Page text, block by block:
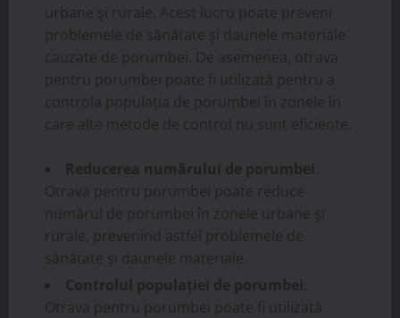
urbane și rurale. Acest lucru poate preveni
problemele de sănătate și daunele materiale
cauzate de porumbei. De asemenea, otrava
pentru porumbei poate fi utilizată pentru a
controla populația de porumbei în zonele în
care alte metode de control nu sunt eficiente.
Reducerea numărului de porumbei
Otrava pentru porumbei poate reduce
numărul de porumbei în zonele urbane și
rurale, prevenind astfel problemele de
sănătate și daunele materiale.
Controlul populației de porumbei
Otrava pentru porumbei poate fi utilizată